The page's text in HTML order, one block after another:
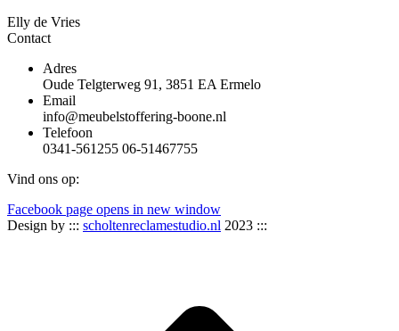
Elly de Vries
Contact
Adres
Oude Telgterweg 91, 3851 EA Ermelo
Email
info@meubelstoffering-boone.nl
Telefoon
0341-561255 06-51467755
Vind ons op:
Facebook page opens in new window
Design by ::: scholtenreclamestudio.nl 2023 :::